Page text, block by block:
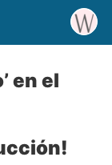
en el